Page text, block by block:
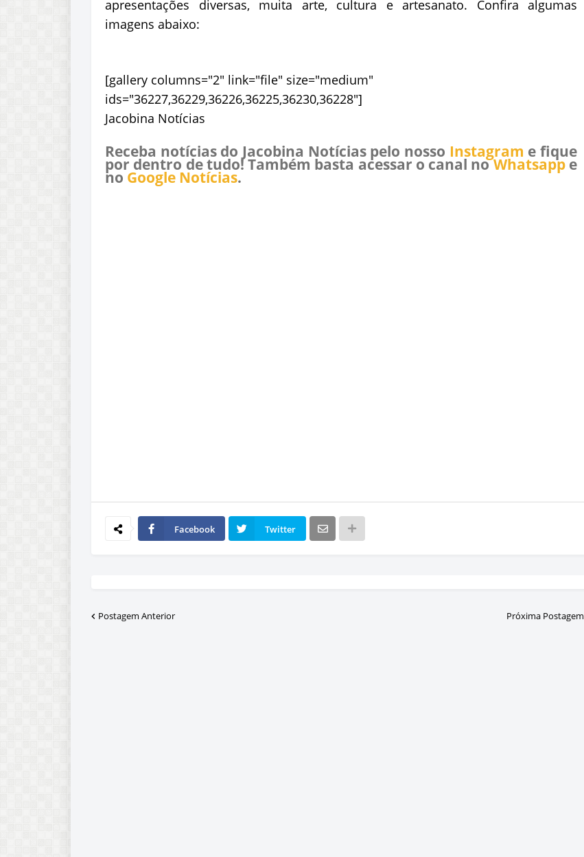
apresentações diversas, muita arte, cultura e artesanato. Confira algumas
imagens abaixo:
[gallery columns="2" link="file" size="medium"
ids="36227,36229,36226,36225,36230,36228"]
Jacobina Notícias
Receba notícias do Jacobina Notícias pelo nosso Instagram e fique
por dentro de tudo! Também basta acessar o canal noWhatsappe
no Google Notícias.
Facebook Twitter
Postagem Anterior Próxima Postagem